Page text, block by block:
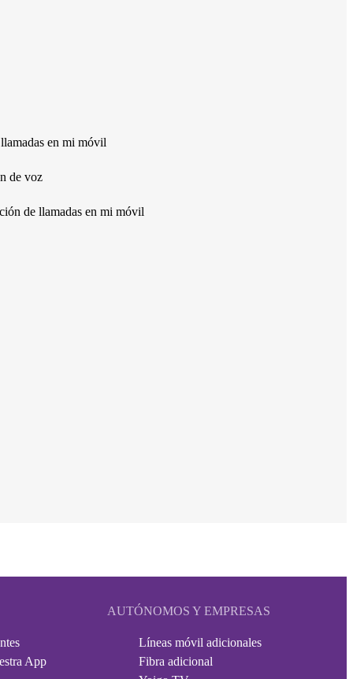
en mi móvil
de voz
de llamadas en mi móvil
App
AUTÓNOMOS Y EMPRESAS
Líneas móvil adicionales
Fibra adicional